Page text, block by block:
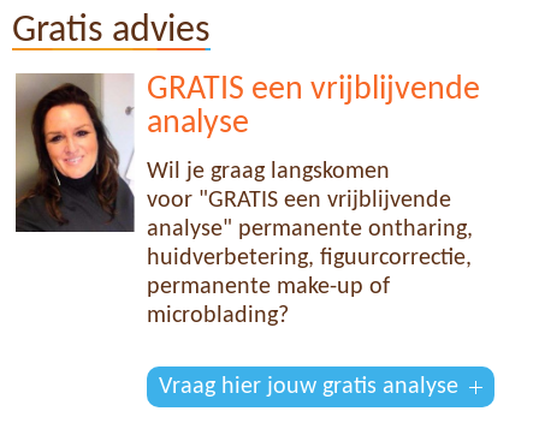
Gratis advies
GRATIS een vrijblijvende
analyse
Wil je graag langskomen
voor "GRATIS een vrijblijvende
analyse" permanente ontharing,
huidverbetering, figuurcorrectie,
permanente make-up of
microblading?
Vraag hier jouw gratis analyse